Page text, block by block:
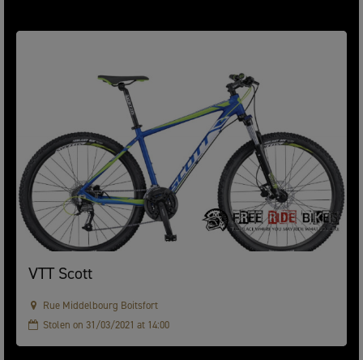
VTT Scott
Rue Middelbourg Boitsfort
Stolen on 31/03/2021 at 14:00